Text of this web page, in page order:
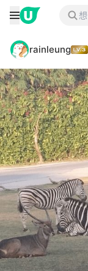
rainleung